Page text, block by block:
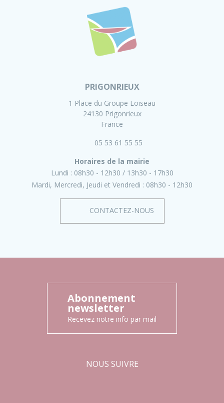
PRIGONRIEUX
1 Place du Groupe Loiseau
24130 Prigonrieux
France
05 53 61 55 55
Horaires de la mairie
Lundi : 08h30 - 12h30
13h30 - 17h30
Mardi, Mercredi, Jeudi et Vendredi : 08h30 - 12h30
CONTACTEZ-NOUS
Abonnement
newsletter
Recevez notre info par mail
NOUS SUIVRE